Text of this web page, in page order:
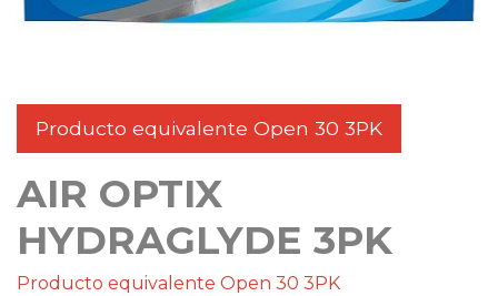
Producto equivalente Open 30 3PK
AIR OPTIX
HYDRAGLYDE 3PK
Producto equivalente Open 30 3PK